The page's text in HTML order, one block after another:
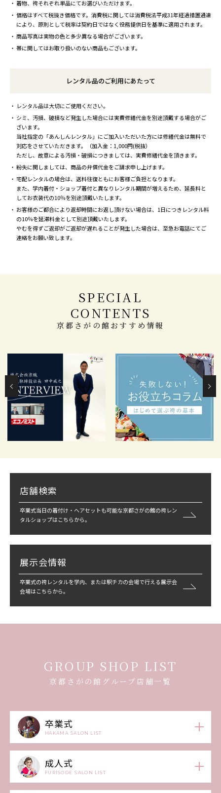
着物、袴それぞれ単品にてお選びいただけます。
価格はすべて税抜き価格です。消費税に関しては消費税法平成31年経過措置通達
により、原則として税率は契約日ではなく役務提供日を基準に適用されます。
商品写真は実物の色と多少異なる場合がございます。
帯に関してはお取り扱いのない商品もございます。
レンタル品のご利用にあたって
レンタル品は大切にご使用ください。
シミ、汚損、破損など発生した場合には実費修繕代金を別途頂戴する場合がご
ざいます。
当社指定の「あんしんレンタル」にご加入いただいた方には修繕代金は無料で
対応をさせていただきます。（加入金：1,000円(税抜）
ただし、故意による汚損・破損につきましては、実費修繕代金を頂きます。
紛失に関しましては、商品の弁償代金をご請求申し上げます。
宅配レンタルの場合は、送料往復ともにお客様ご負担となります。
また、学内着付・ショップ着付と異なりレンタル期間が増えるため、延長料と
してお衣装代の10％を別途頂戴いたします。
お客様のご都合により返却時間にお返し頂けない場合は、1日につきレンタル料
の10％を延滞料金として別途頂戴いたします。
やむを得ずご返却がご返却が遅れることが発生した場合は、至急お電話にてご
連絡をお願い致します。
SPECIAL
CONTENTS
京都さがの館おすすめ情報
店舗検索
卒業式当日の着付け・ヘアセットも可能な京都さがの館の袴レン
タルショップはこちらから。
展示会情報
卒業式の袴レンタルを学内、または駅チカの会場で行える展示会
会場はこちらから。
GROUP SHOP LIST
京都さがの館グループ店舗一覧
卒業式
HAKAMA SALON LIST
成人式
FURISODE SALON LIST